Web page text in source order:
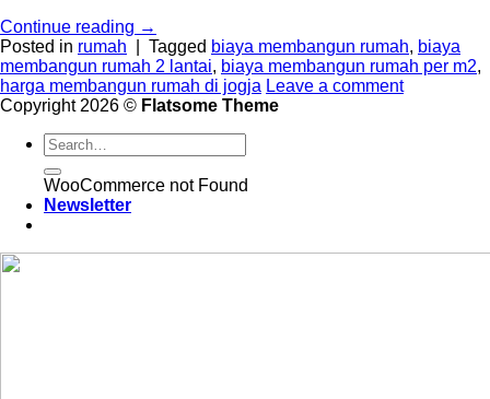
Continue reading →
Posted in rumah Tagged biaya membangun rumah, biaya
membangun rumah 2 lantai, biaya membangun rumah per m2,
harga membangun rumah di jogja Leave a comment
Copyright 2026 © Flatsome Theme
WooCommerce not Found
Newsletter